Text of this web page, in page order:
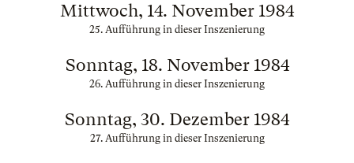
Mittwoch, 14. November 1984
25. Aufführung in dieser Inszenierung
Sonntag, 18. November 1984
26. Aufführung in dieser Inszenierung
Sonntag, 30. Dezember 1984
27. Aufführung in dieser Inszenierung